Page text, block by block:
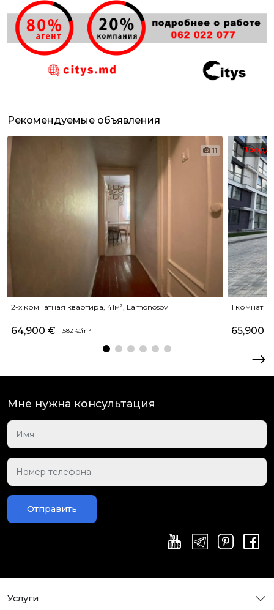
Рекомендуемые объявления
11
2-х комнатная квартира, 41м², Lamonosov
64,900 € 1,582 €/m²
1
65,900
Мне нужна консультация
Отправить
Услуги